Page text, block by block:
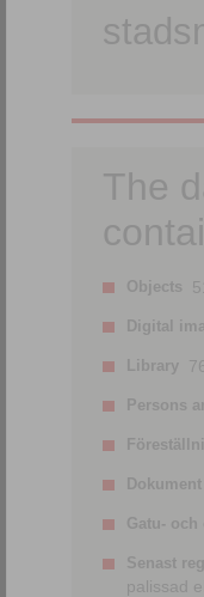
The
Objects
Digital
Library
Persons
Gatu- och
Senast
palissad